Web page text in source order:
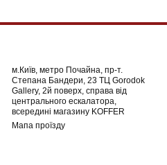
м.Київ, метро Почайна, пр-т.
Степана Бандери, 23 ТЦ Gorodok
Gallery, 2й поверх, справа від
центрального ескалатора,
всередині магазину KOFFER
Мапа проїзду